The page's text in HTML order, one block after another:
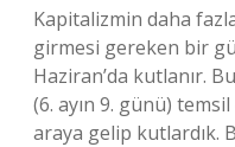
Kapitalizmin daha
girmesi gereken bir
Haziran’da kutlanır.
(6. ayın 9. günü)
araya gelip kutlardık.